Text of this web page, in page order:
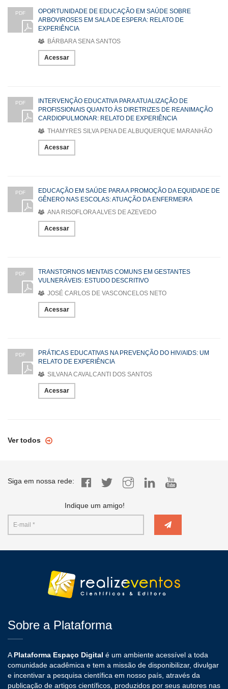
PDF
OPORTUNIDADE DE EDUCAÇÃO EM SAÚDE SOBRE
ARBOVIROSES EM SALA DE ESPERA: RELATO DE
EXPERIÊNCIA
BÁRBARA SENA SANTOS
Acessar
PDF
INTERVENÇÃO EDUCATIVA PARA ATUALIZAÇÃO DE
PROFISSIONAIS QUANTO ÀS DIRETRIZES DE REANIMAÇÃO
CARDIOPULMONAR: RELATO DE EXPERIÊNCIA
THAMYRES SILVA PENA DE ALBUQUERQUE MARANHÃO
Acessar
PDF
EDUCAÇÃO EM SAÚDE PARA A PROMOÇÃO DA EQUIDADE DE
GÊNERO NAS ESCOLAS: ATUAÇÃO DA ENFERMEIRA
ANA RISOFLORA ALVES DE AZEVEDO
Acessar
PDF
TRANSTORNOS MENTAIS COMUNS EM GESTANTES
VULNERÁVEIS: ESTUDO DESCRITIVO
JOSÉ CARLOS DE VASCONCELOS NETO
Acessar
PDF
PRÁTICAS EDUCATIVAS NA PREVENÇÃO DO HIV/AIDS: UM
RELATO DE EXPERIÊNCIA
SILVANA CAVALCANTI DOS SANTOS
Acessar
Ver todos
Siga em nossa rede:
Indique um amigo!
Sobre a Plataforma
A Plataforma Espaço Digital é um ambiente acessível a toda
comunidade acadêmica e tem a missão de disponibilizar, divulgar
e incentivar a pesquisa científica em nosso país, através da
publicação de artigos científicos, produzidos por seus autores nas